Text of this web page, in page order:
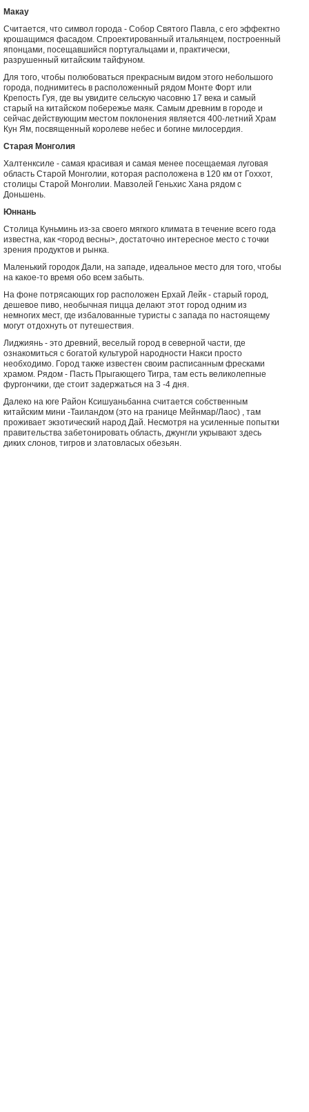
Макау
Считается, что символ города - Собор Святого Павла, с его эффектно
крошащимся фасадом. Спроектированный итальянцем, построенный
японцами, посещавшийся португальцами и, практически,
разрушенный китайским тайфуном.
Для того, чтобы полюбоваться прекрасным видом этого небольшого
города, поднимитесь в расположенный рядом Монте Форт или
Крепость Гуя, где вы увидите сельскую часовню 17 века и самый
старый на китайском побережье маяк. Самым древним в городе и
сейчас действующим местом поклонения является 400-летний Храм
Кун Ям, посвященный королеве небес и богине милосердия.
Старая Монголия
Халтенксиле - самая красивая и самая менее посещаемая луговая
область Старой Монголии, которая расположена в 120 км от Гоххот,
столицы Старой Монголии. Мавзолей Геньхис Хана рядом с
Доньшень.
Юннань
Столица Куньминь из-за своего мягкого климата в течение всего года
известна, как <город весны>, достаточно интересное место с точки
зрения продуктов и рынка.
Маленький городок Дали, на западе, идеальное место для того, чтобы
на какое-то время обо всем забыть.
На фоне потрясающих гор расположен Ерхай Лейк - старый город,
дешевое пиво, необычная пицца делают этот город одним из
немногих мест, где избалованные туристы с запада по настоящему
могут отдохнуть от путешествия.
Лиджиянь - это древний, веселый город в северной части, где
ознакомиться с богатой культурой народности Накси просто
необходимо. Город также известен своим расписанным фресками
храмом. Рядом - Пасть Прыгающего Тигра, там есть великолепные
фургончики, где стоит задержаться на 3 -4 дня.
Далеко на юге Район Ксишуаньбанна считается собственным
китайским мини -Таиландом (это на границе Мейнмар/Лаос) , там
проживает экзотический народ Дай. Несмотря на усиленные попытки
правительства забетонировать область, джунгли укрывают здесь
диких слонов, тигров и златовласых обезьян.